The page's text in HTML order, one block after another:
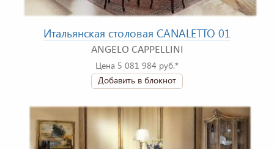
Итальянская столовая CANALETTO 01
ANGELO CAPPELLINI
Цена 5 081 984 руб.*
Добавить в блокнот